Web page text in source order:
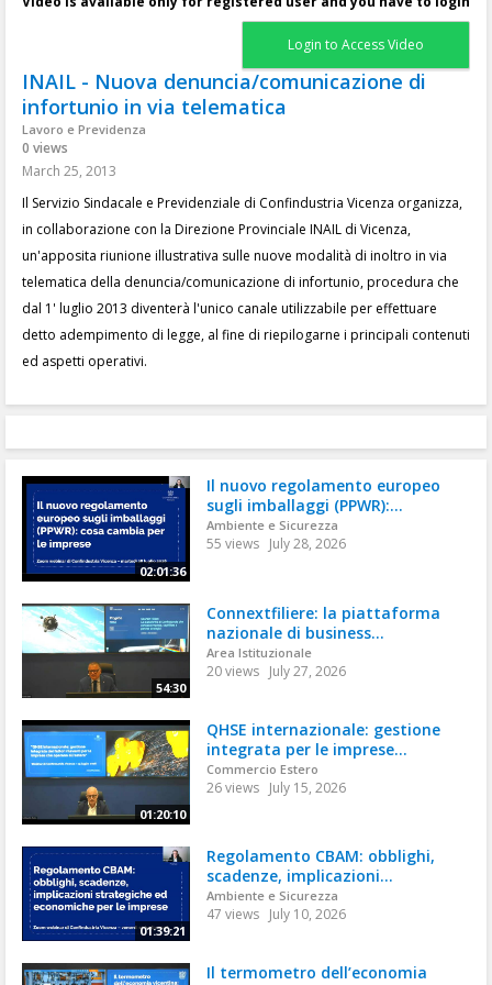
Login to Access Video
INAIL - Nuova denuncia/comunicazione di
infortunio in via telematica
Lavoro e Previdenza
0 views
March 25, 2013
Il Servizio Sindacale e Previdenziale di Confindustria Vicenza organizza,
in collaborazione con la Direzione Provinciale INAIL di Vicenza,
un'apposita riunione illustrativa sulle nuove modalità di inoltro in via
telematica della denuncia/comunicazione di infortunio, procedura che
dal 1' luglio 2013 diventerà l'unico canale utilizzabile per effettuare
detto adempimento di legge, al fine di riepilogarne i principali contenuti
ed aspetti operativi.
02:01:36
Il nuovo regolamento europeo
sugli imballaggi (PPWR):...
Ambiente e Sicurezza
55 views July 28, 2026
54:30
Connextfiliere: la piattaforma
nazionale di business...
Area Istituzionale
20 views July 27, 2026
01:20:10
QHSE internazionale: gestione
integrata per le imprese...
Commercio Estero
26 views July 15, 2026
01:39:21
Regolamento CBAM: obblighi,
scadenze, implicazioni...
Ambiente e Sicurezza
47 views July 10, 2026
Il termometro dell’economia